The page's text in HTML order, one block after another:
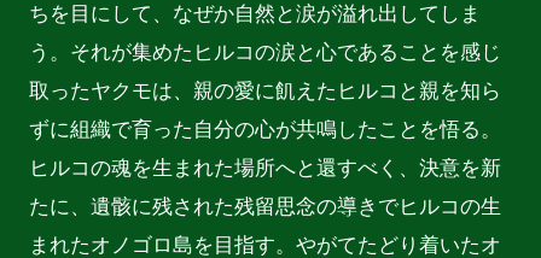
ちを目にして、なぜか自然と涙が溢れ出してしま
う。それが集めたヒルコの涙と心であることを感じ
取ったヤクモは、親の愛に飢えたヒルコと親を知ら
ずに組織で育った自分の心が共鳴したことを悟る。
ヒルコの魂を生まれた場所へと還すべく、決意を新
たに、遺骸に残された残留思念の導きでヒルコの生
まれたオノゴロ島を目指す。やがてたどり着いたオ